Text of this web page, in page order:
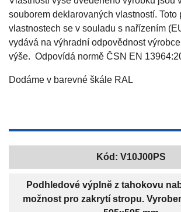
souborem deklarovaných vlastností. Toto
vlastnostech se v souladu s nařízením
vydává na výhradní odpovědnost
výše. Odpovídá normě ČSN EN
Dodáme v barevné škále RAL
Kód: V10J00PS
Podhledové výplně z tahokovu
možnost pro zakrytí stropu.